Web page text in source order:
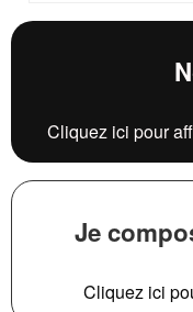
Cliquez ici pour
Je
Cliquez ici